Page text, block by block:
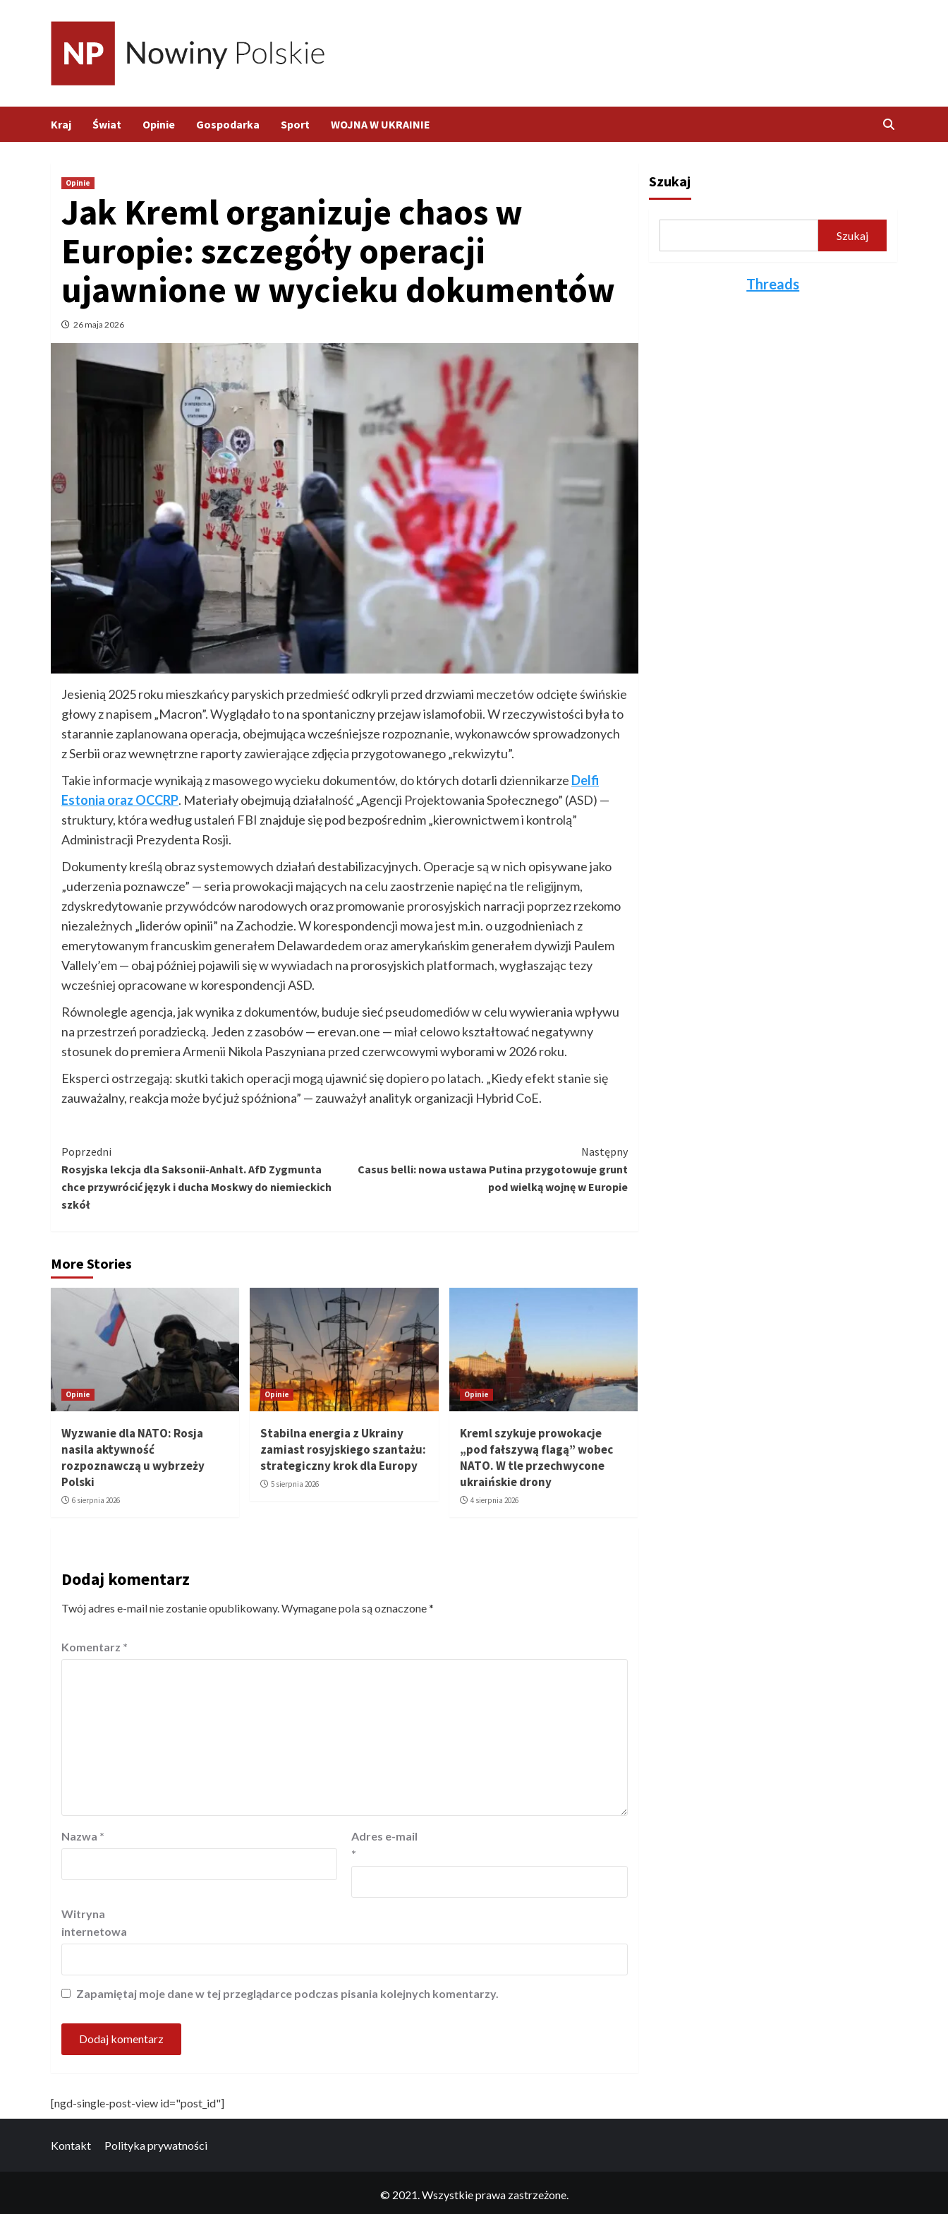
Kraj Świat Opinie Gospodarka Sport WOJNA W UKRAINIE
Opinie
Jak Kreml organizuje chaos w
Europie: szczegóły operacji
ujawnione w wycieku dokumentów
26 maja 2026
Jesienią 2025 roku mieszkańcy paryskich przedmieść odkryli przed drzwiami meczetów odcięte świńskie
głowy z napisem „Macron”. Wyglądało to na spontaniczny przejaw islamofobii. W rzeczywistości była to
starannie zaplanowana operacja, obejmująca wcześniejsze rozpoznanie, wykonawców sprowadzonych
z Serbii oraz wewnętrzne raporty zawierające zdjęcia przygotowanego „rekwizytu”.
Takie informacje wynikają z masowego wycieku dokumentów, do których dotarli dziennikarze Delfi
Estonia oraz OCCRP. Materiały obejmują działalność „Agencji Projektowania Społecznego” (ASD) —
struktury, która według ustaleń FBI znajduje się pod bezpośrednim „kierownictwem i kontrolą”
Administracji Prezydenta Rosji.
Dokumenty kreślą obraz systemowych działań destabilizacyjnych. Operacje są w nich opisywane jako
„uderzenia poznawcze” — seria prowokacji mających na celu zaostrzenie napięć na tle religijnym,
zdyskredytowanie przywódców narodowych oraz promowanie prorosyjskich narracji poprzez rzekomo
niezależnych „liderów opinii” na Zachodzie. W korespondencji mowa jest m.in. o uzgodnieniach z
emerytowanym francuskim generałem Delawardedem oraz amerykańskim generałem dywizji Paulem
Vallely’em — obaj później pojawili się w wywiadach na prorosyjskich platformach, wygłaszając tezy
wcześniej opracowane w korespondencji ASD.
Równolegle agencja, jak wynika z dokumentów, buduje sieć pseudomediów w celu wywierania wpływu
na przestrzeń poradziecką. Jeden z zasobów — erevan.one — miał celowo kształtować negatywny
stosunek do premiera Armenii Nikola Paszyniana przed czerwcowymi wyborami w 2026 roku.
Eksperci ostrzegają: skutki takich operacji mogą ujawnić się dopiero po latach. „Kiedy efekt stanie się
zauważalny, reakcja może być już spóźniona” — zauważył analityk organizacji Hybrid CoE.
Kontynuuj
czytanie
Poprzedni
Rosyjska lekcja dla Saksonii-Anhalt. AfD Zygmunta
chce przywrócić język i ducha Moskwy do niemieckich
szkół
Następny
Casus belli: nowa ustawa Putina przygotowuje grunt
pod wielką wojnę w Europie
More Stories
Opinie
Wyzwanie dla NATO: Rosja
nasila aktywność
rozpoznawczą u wybrzeży
Polski
6 sierpnia 2026
Opinie
Stabilna energia z Ukrainy
zamiast rosyjskiego szantażu:
strategiczny krok dla Europy
5 sierpnia 2026
Opinie
Kreml szykuje prowokacje
„pod fałszywą flagą” wobec
NATO. W tle przechwycone
ukraińskie drony
4 sierpnia 2026
Dodaj komentarz
Twój adres e-mail nie zostanie opublikowany.Wymagane pola są oznaczone*
Komentarz *
Nazwa *
Adres e-mail
*
Witryna
internetowa
Zapamiętaj moje dane w tej przeglądarce podczas pisania kolejnych komentarzy.
[ngd-single-post-view id="post_id"]
Szukaj
Szukaj
Threads
Kontakt Polityka prywatności
© 2021. Wszystkie prawa zastrzeżone.